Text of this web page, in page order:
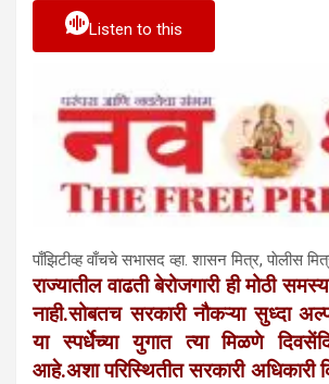
Listen to this
पाँझिटीव्ह वाँचचे सभासद व्हा. शासन मित्र, पाेलीस
राज्यातील वाढती बेरोजगारी ही मोठी
नाही.सोबतच सरकारी नौकऱ्या सुध्दा
या स्पर्धेच्या युगात त्या मिळणे
आहे.अशा परिस्थितीत सरकारी अधिकारी